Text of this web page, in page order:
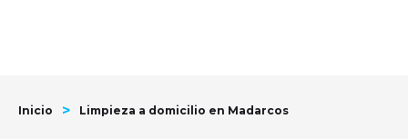
Inicio > Limpieza a domicilio en Madarcos